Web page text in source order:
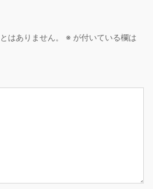
はありません。 ※ が付いている欄は